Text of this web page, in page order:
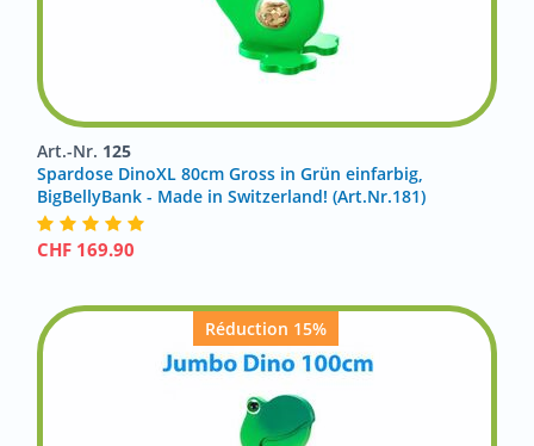
Art.-Nr. 125
Spardose DinoXL 80cm Gross in Grün einfarbig,
BigBellyBank - Made in Switzerland! (Art.Nr.181)
CHF 169.90
Réduction 15%